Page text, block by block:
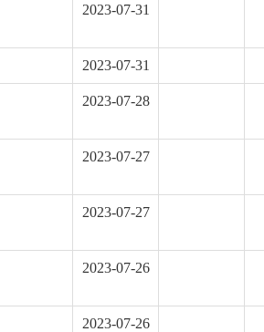
2023-07-31
2023-07-31
2023-07-28
2023-07-27
2023-07-27
2023-07-26
2023-07-26